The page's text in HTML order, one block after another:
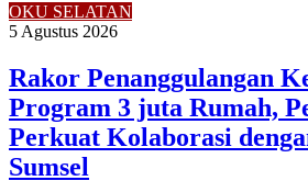
OKU SELATAN
5 Agustus 2026
Rakor Penanggulangan
Program 3 juta Rumah,
Perkuat Kolaborasi
Sumsel